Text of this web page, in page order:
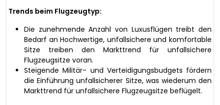
Trends beim Flugzeugtyp:
Die zunehmende Anzahl von Luxusflügen treibt den
Bedarf an Hochwertige, unfallsichere und komfortable
Sitze treiben den Markttrend für unfallsichere
Flugzeugsitze voran.
Steigende Militär- und Verteidigungsbudgets fördern
die Einführung unfallsicherer Sitze, was wiederum den
Markttrend für unfallsichere Flugzeugsitze beflügelt.